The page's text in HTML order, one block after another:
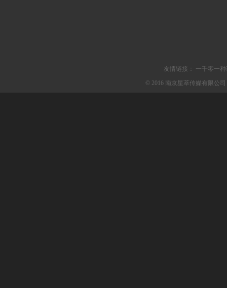
友情链接：
一千零一
© 2016 南京星萃传媒有限公司